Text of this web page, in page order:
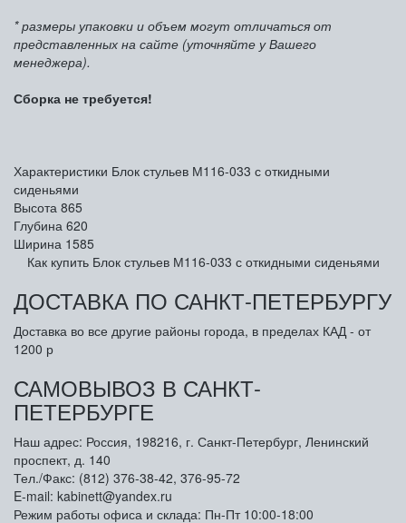
* размеры упаковки и объем могут отличаться от
представленных на сайте (уточняйте у Вашего
менеджера).
Сборка не требуется!
Характеристики Блок стульев М116-033 с откидными
сиденьями
Высота 865
Глубина 620
Ширина 1585
Как купить Блок стульев М116-033 с откидными сиденьями
ДОСТАВКА ПО САНКТ-ПЕТЕРБУРГУ
Доставка во все другие районы города, в пределах КАД - от
1200 р
САМОВЫВОЗ В САНКТ-
ПЕТЕРБУРГЕ
Наш адрес: Россия, 198216, г. Санкт-Петербург, Ленинский
проспект, д. 140
Тел./Факс: (812) 376-38-42, 376-95-72
E-mail: kabinett@yandex.ru
Режим работы офиса и склада: Пн-Пт 10:00-18:00